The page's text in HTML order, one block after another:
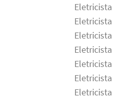
Eletricista